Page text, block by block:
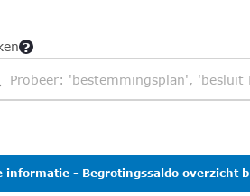
- Begrotingssaldo overzicht begroting 2026-2029